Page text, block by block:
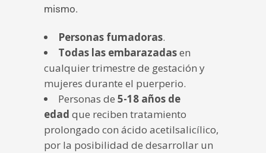
mismo.
Personas fumadoras.
Todas las embarazadasen
cualquier trimestre de gestación y
mujeres durante el puerperio.
Personas de 5-18 años de
edad que reciben tratamiento
prolongado con ácido acetilsalicílico,
por la posibilidad de desarrollar un